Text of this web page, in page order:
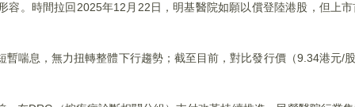
容。時間拉回2025年12月22日，明基醫院如願以償登陸港股，但上
喘息，無力扭轉整體下行趨勢；截至目前，對比發行價（9.34港元/